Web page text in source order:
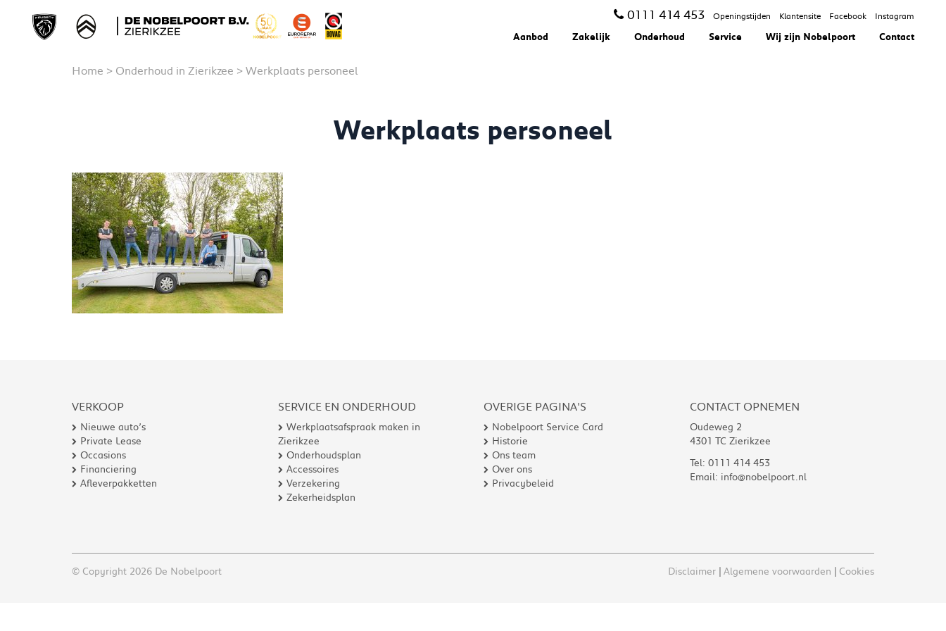
0111 414 453 Openingstijden Klantensite Facebook Instagram
Aanbod Zakelijk Onderhoud Service Wij zijn Nobelpoort Contact
Home > Onderhoud in Zierikzee > Werkplaats personeel
Werkplaats personeel
VERKOOP
Nieuwe auto’s
Private Lease
Occasions
Financiering
Afleverpakketten
SERVICE EN ONDERHOUD
Werkplaatsafspraak maken in
Zierikzee
Onderhoudsplan
Accessoires
Verzekering
Zekerheidsplan
OVERIGE PAGINA'S
Nobelpoort Service Card
Historie
Ons team
Over ons
Privacybeleid
CONTACT OPNEMEN
Oudeweg 2
4301 TC Zierikzee
Tel: 0111 414 453
Email: info@nobelpoort.nl
© Copyright 2026 De Nobelpoort Disclaimer Algemene voorwaarden Cookies